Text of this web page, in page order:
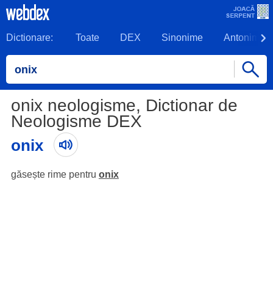
Dictionare: Toate DEX Sinonime Antonime
onix neologisme, Dictionar de
Neologisme DEX
onix
găsește rime pentru onix